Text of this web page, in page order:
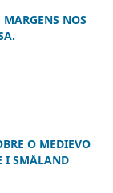
NOS
O MEDIEVO
I SMÅLAND